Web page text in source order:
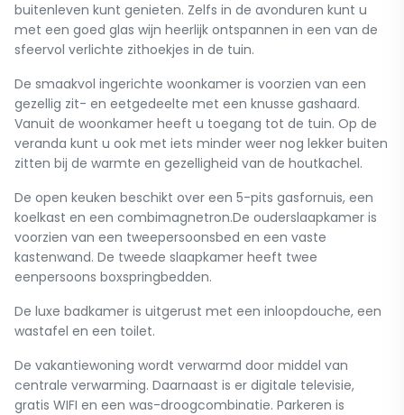
buitenleven kunt genieten. Zelfs in de avonduren kunt u
met een goed glas wijn heerlijk ontspannen in een van de
sfeervol verlichte zithoekjes in de tuin.
De smaakvol ingerichte woonkamer is voorzien van een
gezellig zit- en eetgedeelte met een knusse gashaard.
Vanuit de woonkamer heeft u toegang tot de tuin. Op de
veranda kunt u ook met iets minder weer nog lekker buiten
zitten bij de warmte en gezelligheid van de houtkachel.
De open keuken beschikt over een 5-pits gasfornuis, een
koelkast en een combimagnetron.De ouderslaapkamer is
voorzien van een tweepersoonsbed en een vaste
kastenwand. De tweede slaapkamer heeft twee
eenpersoons boxspringbedden.
De luxe badkamer is uitgerust met een inloopdouche, een
wastafel en een toilet.
De vakantiewoning wordt verwarmd door middel van
centrale verwarming. Daarnaast is er digitale televisie,
gratis WIFI en een was-droogcombinatie. Parkeren is